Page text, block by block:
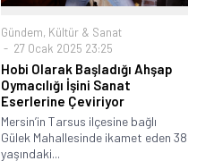
Gündem, Kültür & Sanat
27 Ocak 2025 23:25
Hobi Olarak Başladığı Ahşap
Oymacılığı İşini Sanat
Eserlerine Çeviriyor
Mersin’in Tarsus ilçesine bağlı
Gülek Mahallesinde ikamet eden 38
yaşındaki...